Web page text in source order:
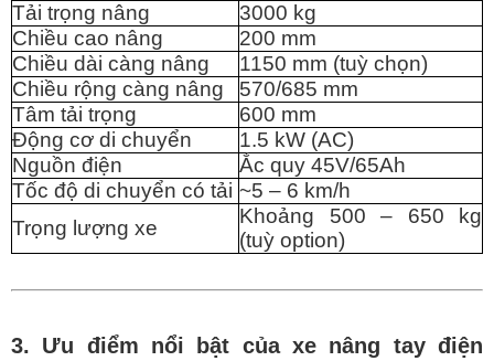
Tải trọng nâng
3000 kg
Chiều cao nâng
200 mm
Chiều dài càng nâng
1150 mm (tuỳ chọn)
Chiều rộng càng nâng
570/685 mm
Tâm tải trọng
600 mm
Động cơ di chuyển
1.5 kW (AC)
Nguồn điện
Ắc quy 45V/65Ah
Tốc độ di chuyển có tải ~5 – 6 km/h
Trọng lượng xe
Khoảng 500 – 650 kg
(tuỳ option)
3. Ưu điểm nổi bật của xe nâng tay điện